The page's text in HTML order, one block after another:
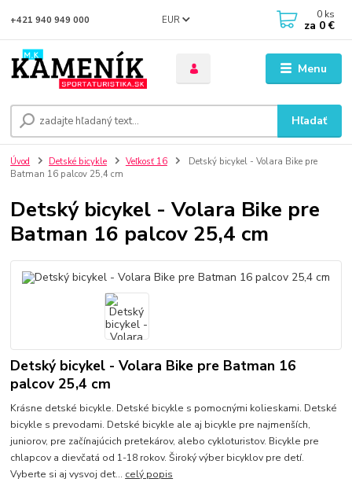
Menu
EUR
Hľadať
+421 940 949 000 0 ks
za 0 €
Úvod Detské bicykle Veľkosť 16
Detský bicykel - Volara Bike pre
Batman 16 palcov 25,4 cm
Detský bicykel - Volara Bike pre
Batman 16 palcov 25,4 cm
Detský bicykel - Volara Bike pre Batman 16
palcov 25,4 cm
Krásne detské bicykle. Detské bicykle s pomocnými kolieskami. Detské
bicykle s prevodami. Detské bicykle ale aj bicykle pre najmenších,
juniorov, pre začínajúcich pretekárov, alebo cykloturistov. Bicykle pre
chlapcov a dievčatá od 1-18 rokov. Široký výber bicyklov pre detí.
Vyberte si aj vysvoj det... celý popis